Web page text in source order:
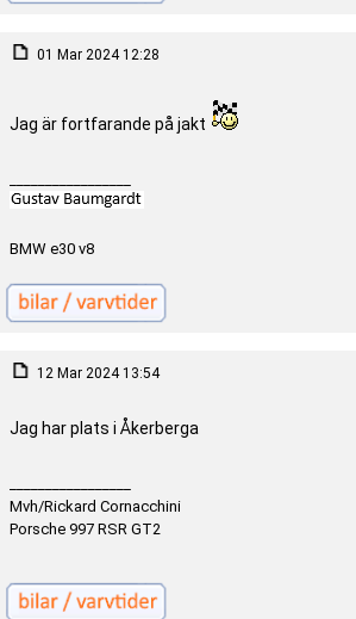
01 Mar 2024 12:28
Jag är fortfarande på jakt
BMW e30 v8
12 Mar 2024 13:54
Jag har plats i Åkerberga
Mvh/Rickard Cornacchini
Porsche 997 RSR GT2